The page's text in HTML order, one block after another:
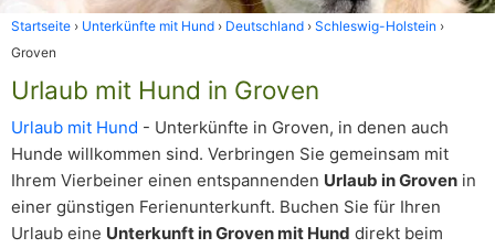
Startseite Unterkünfte mit Hund Deutschland
Schleswig-Holstein
Groven
Urlaub mit Hund in Groven
Urlaub mit Hund - Unterkünfte in Groven, in denen auch
Hunde willkommen sind. Verbringen Sie gemeinsam mit
Ihrem Vierbeiner einen entspannenden Urlaub in Groven in
einer günstigen Ferienunterkunft. Buchen Sie für Ihren
Urlaub eine Unterkunft in Groven mit Hund direkt beim